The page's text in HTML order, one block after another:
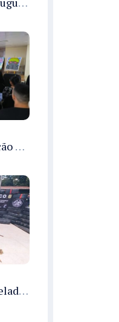
Sejusc participa da 5ª edição do Caminhos Literários com foco na cultura hip-hop nas unidades socioeducativas
PMAM apreende 16,6 toneladas de entorpecentes e registra aumento nas prisões em flagrante e nas capturas de foragidos no primeiro semestre de 2026